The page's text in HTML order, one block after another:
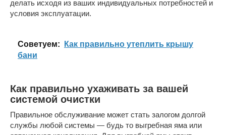
делать исходя из ваших индивидуальных потребностей и
условия эксплуатации.
Cоветуем:
Как правильно утеплить крышу
бани
Как правильно ухаживать за вашей
системой очистки
Правильное обслуживание может стать залогом долгой
службы любой системы — будь то выгребная яма или